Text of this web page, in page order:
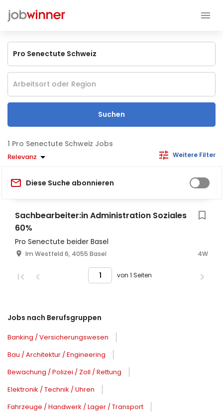
Suchen
Pro Senectute Schweiz Jobs
Relevanz Weitere Filter
Diese Suche abonnieren
Sachbearbeiter:in Administration Soziales
60%
Pro Senectute beider Basel
Im Westfeld 6, 4055 Basel 4W
von 1 Seiten
Jobs nach Berufsgruppen
Banking / Versicherungswesen
Bau / Architektur / Engineering
Bewachung / Polizei / Zoll / Rettung
Elektronik / Technik / Uhren
Fahrzeuge / Handwerk / Lager / Transport